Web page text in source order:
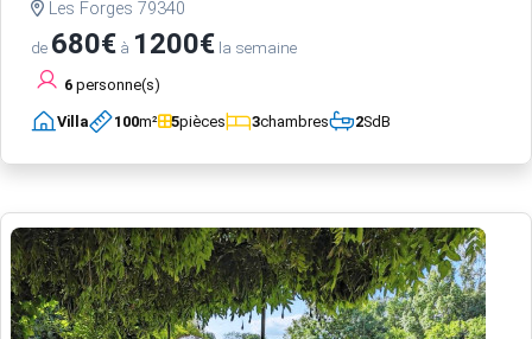
Les Forges 79340
de 680€ à 1200€ la semaine
6 personne(s)
Villa 100m² 5pièces 3chambres 2SdB